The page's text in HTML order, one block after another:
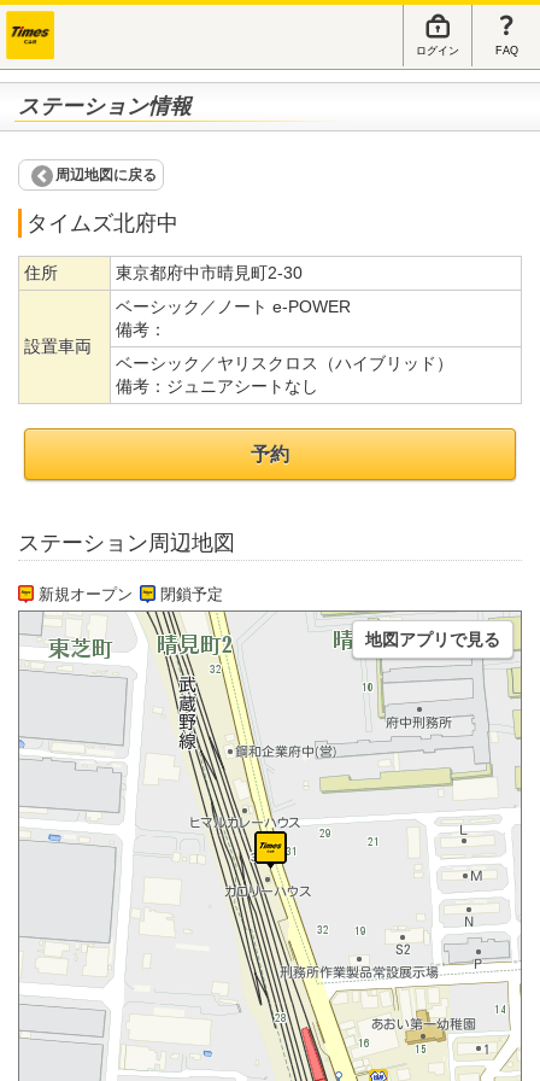
ログイン FAQ
ステーション情報
周辺地図に戻る
タイムズ北府中
住所 東京都府中市晴見町2-30
設置車両
ベーシック／ノート e-POWER
備考：
ベーシック／ヤリスクロス（ハイブリッド）
備考： ジュニアシートなし
予約
ステーション周辺地図
新規オープン 閉鎖予定
地図アプリで見る